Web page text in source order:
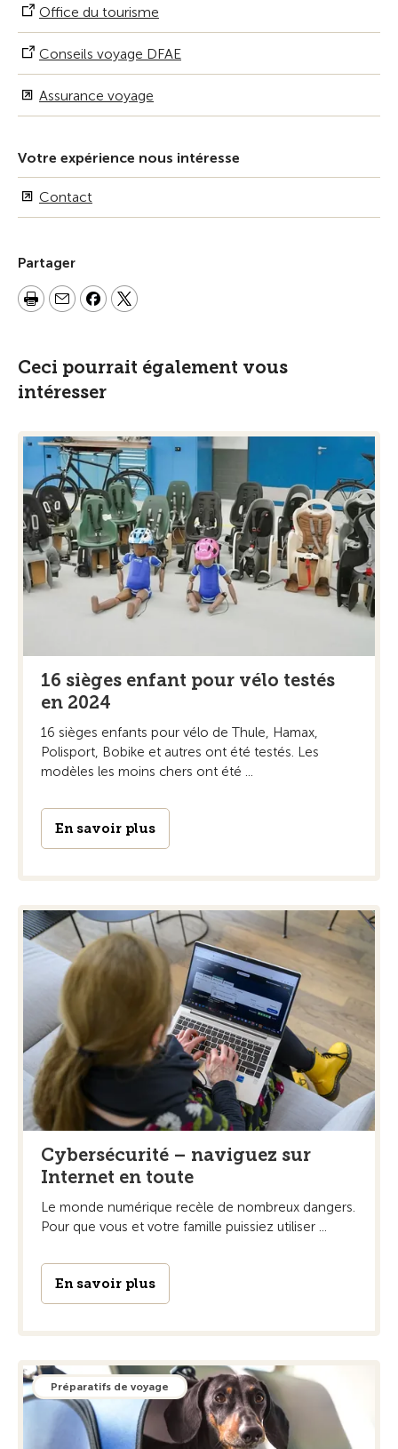
Office du tourisme
Conseils voyage DFAE
Assurance voyage
Votre expérience nous intéresse
Contact
Partager
Ceci pourrait également vous
intéresser
16 sièges enfant pour vélo testés
en 2024
16 sièges enfants pour vélo de Thule, Hamax,
Polisport, Bobike et autres ont été testés. Les
modèles les moins chers ont été ...
En savoir plus
Cybersécurité – naviguez sur
Internet en toute
Le monde numérique recèle de nombreux dangers.
Pour que vous et votre famille puissiez utiliser ...
En savoir plus
Préparatifs de voyage